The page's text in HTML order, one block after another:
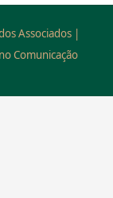
Associados |
Comunicação